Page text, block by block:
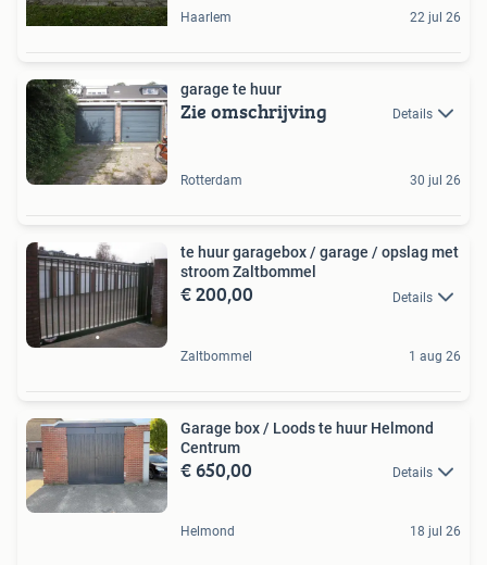
Haarlem 22 jul 26
garage te huur
Zie omschrijving Details
Rotterdam 30 jul 26
te huur garagebox / garage / opslag met
stroom Zaltbommel
€ 200,00 Details
Zaltbommel 1 aug 26
Garage box / Loods te huur Helmond
Centrum
€ 650,00 Details
Helmond 18 jul 26